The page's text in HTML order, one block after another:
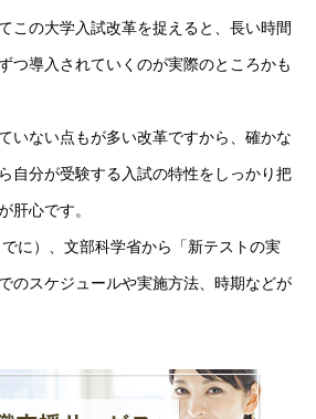
この大学入試改革を捉えると、長い時間
つ導入されていくのが実際のところかも
いない点もが多い改革ですから、確かな
自分が受験する入試の特性をしっかり把
肝心です。
に）、文部科学省から「新テストの実
のスケジュールや実施方法、時期などが